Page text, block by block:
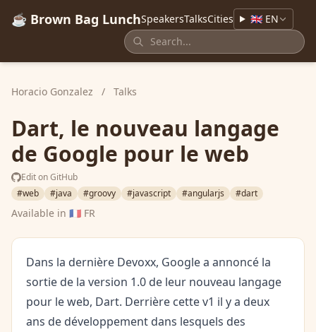
☕ Brown Bag LunchSpeakersTalksCities 🇬🇧 EN
Horacio Gonzalez / Talks
Dart, le nouveau langage
de Google pour le web
Edit on GitHub
#web
#java #groovy #javascript #angularjs #dart
Available in 🇫🇷 FR
Dans la dernière Devoxx, Google a annoncé la
sortie de la version 1.0 de leur nouveau langage
pour le web, Dart. Derrière cette v1 il y a deux
ans de développement dans lesquels des